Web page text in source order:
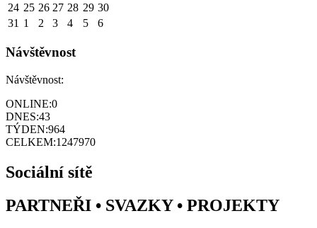
24 25 26 27 28 29 30
31 1 2 3 4 5 6
Návštěvnost
Návštěvnost:
ONLINE:0
DNES:43
TÝDEN:964
CELKEM:1247970
Sociální sítě
PARTNEŘI • SVAZKY • PROJEKTY